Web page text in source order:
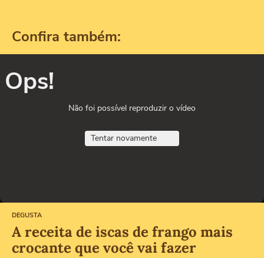
Confira também:
Ops!
Não foi possível reproduzir o vídeo
Tentar novamente
DEGUSTA
A receita de iscas de frango mais
crocante que você vai fazer